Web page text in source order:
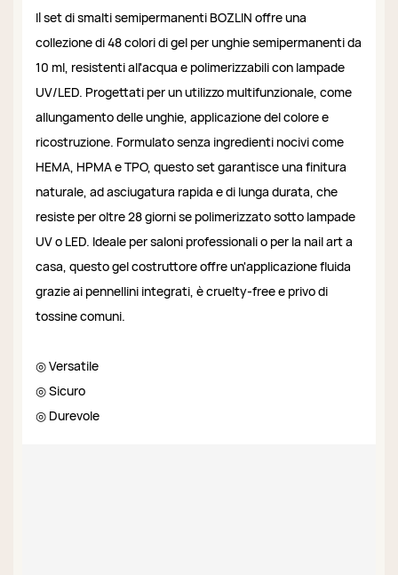
Il set di smalti semipermanenti BOZLIN offre una
collezione di 48 colori di gel per unghie semipermanenti da
10 ml, resistenti all'acqua e polimerizzabili con lampade
UV/LED. Progettati per un utilizzo multifunzionale, come
allungamento delle unghie, applicazione del colore e
ricostruzione. Formulato senza ingredienti nocivi come
HEMA, HPMA e TPO, questo set garantisce una finitura
naturale, ad asciugatura rapida e di lunga durata, che
resiste per oltre 28 giorni se polimerizzato sotto lampade
UV o LED. Ideale per saloni professionali o per la nail art a
casa, questo gel costruttore offre un'applicazione fluida
grazie ai pennellini integrati, è cruelty-free e privo di
tossine comuni.
◎ Versatile
◎ Sicuro
◎ Durevole